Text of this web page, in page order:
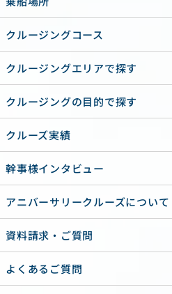
クルージングコース
クルージングエリアで探す
クルージングの目的で探す
クルーズ実績
幹事様インタビュー
アニバーサリークルーズについて
資料請求・ご質問
よくあるご質問